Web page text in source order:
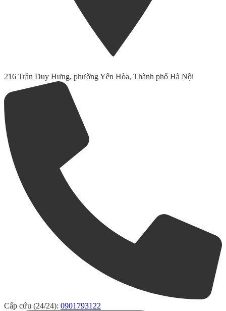
216 Trần Duy Hưng, phường Yên Hòa, Thành phố Hà Nội
Cấp cứu (24/24): 0901793122